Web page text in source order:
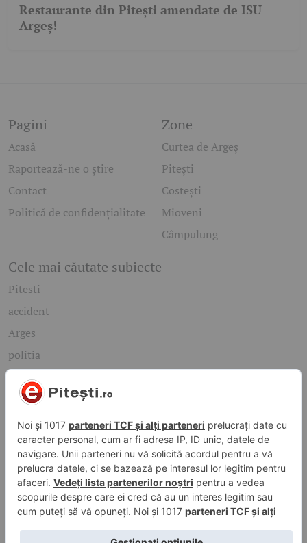
Restaurante din Pitești amendate de ISU
Argeș!
Pagini
Acasă
Raportează-ne o știre
Contact
Politică de confidențialitate
Zone
Curtea de Argeș
Pitești
Costești
Mioveni
Câmpulung
Cele mai căutate subiecte
Pitesti
accident
Arges
politia
mioveni
Caută rapid știrile care te interesează
Găsește cele mai recente știri, evenimente și subiecte de
interes din orașul tău. Introdu un cuvânt-cheie și descoperă
informațiile de care ai nevoie!
Caută